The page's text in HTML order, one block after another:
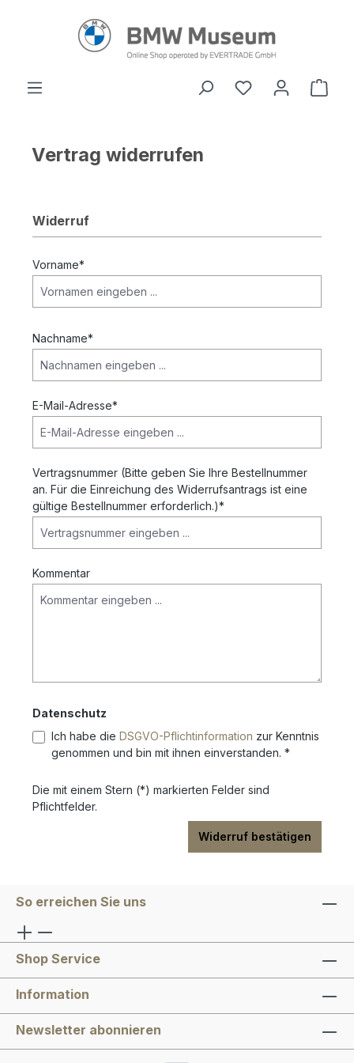
Vertrag widerrufen
Widerruf
Vorname*
Nachname*
E-Mail-Adresse*
Vertragsnummer (Bitte geben Sie Ihre Bestellnummer
an. Für die Einreichung des Widerrufsantrags ist eine
gültige Bestellnummer erforderlich.)*
Kommentar
Datenschutz
Ich habe die DSGVO-Pflichtinformation zur Kenntnis
genommen und bin mit ihnen einverstanden. *
Die mit einem Stern (*) markierten Felder sind
Pflichtfelder.
Widerruf bestätigen
So erreichen Sie uns
Shop Service
Information
Newsletter abonnieren